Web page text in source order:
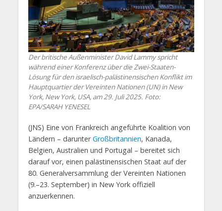
Der britische Außenminister David Lammy spricht
während einer Konferenz über die Zwei-Staaten-
Lösung für den israelisch-palästinensischen Konflikt im
Hauptquartier der Vereinten Nationen (UN) in New
York, New York, USA, am 29. Juli 2025. Foto:
EPA/SARAH YENESEL
(JNS) Eine von Frankreich angeführte Koalition von
Ländern – darunterGroßbritannien, Kanada,
Belgien, Australien und Portugal – bereitet sich
darauf vor, einen palästinensischen Staat auf der
80. Generalversammlung der Vereinten Nationen
(9.–23. September) in New York offiziell
anzuerkennen.